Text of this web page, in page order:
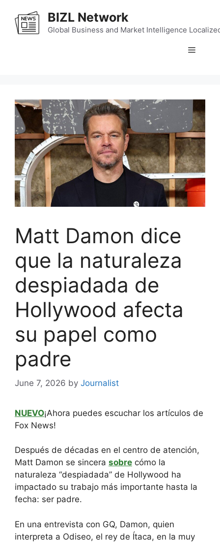
content
BIZL Network
Global Business and Market Intelligence
Menu
Matt Damon dice
que la naturaleza
despiadada de
Hollywood afecta
su papel como
padre
June 7, 2026 by Journalist
NUEVO¡Ahora puedes escuchar los artículos de
Fox News!
Después de décadas en el centro de atención,
Matt Damon se sincera sobre cómo la
naturaleza “despiadada” de Hollywood ha
impactado su trabajo más importante hasta la
fecha: ser padre.
En una entrevista con GQ, Damon, quien
interpreta a Odiseo, el rey de Ítaca, en la muy